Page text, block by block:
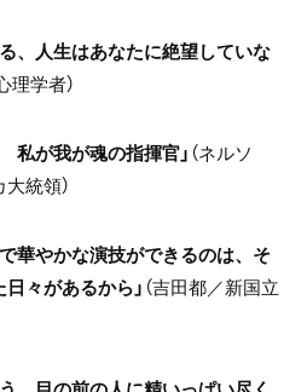
、人生はあなたに絶望していな
理学者）
私が我が魂の指揮官」 （ネルソ
統領）
華やかな演技ができるのは、そ
々があるから」 （吉田都／新国立